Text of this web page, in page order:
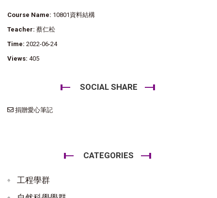
Course Name: 10801資料結構
Teacher: 蔡仁松
Time: 2022-06-24
Views: 405
SOCIAL SHARE
捐贈愛心筆記
CATEGORIES
工程學群